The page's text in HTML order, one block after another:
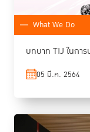
What We Do
บทบาท TIJ ในกา
05 มี.ค. 2564